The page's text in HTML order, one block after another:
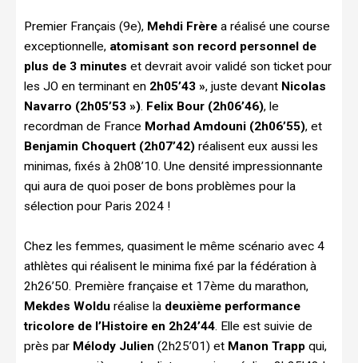
Premier Français (9e), Mehdi Frère a réalisé une course
exceptionnelle, atomisant son record personnel de
plus de 3 minutes et devrait avoir validé son ticket pour
les JO en terminant en 2h05’43 », juste devant Nicolas
Navarro (2h05’53 »). Felix Bour (2h06’46), le
recordman de France Morhad Amdouni (2h06’55), et
Benjamin Choquert (2h07’42) réalisent eux aussi les
minimas, fixés à 2h08’10. Une densité impressionnante
qui aura de quoi poser de bons problèmes pour la
sélection pour Paris 2024 !
Chez les femmes, quasiment le même scénario avec 4
athlètes qui réalisent le minima fixé par la fédération à
2h26’50. Première française et 17ème du marathon,
Mekdes Woldu réalise la deuxième performance
tricolore de l’Histoire en 2h24’44. Elle est suivie de
près par Mélody Julien (2h25’01) et Manon Trapp qui,